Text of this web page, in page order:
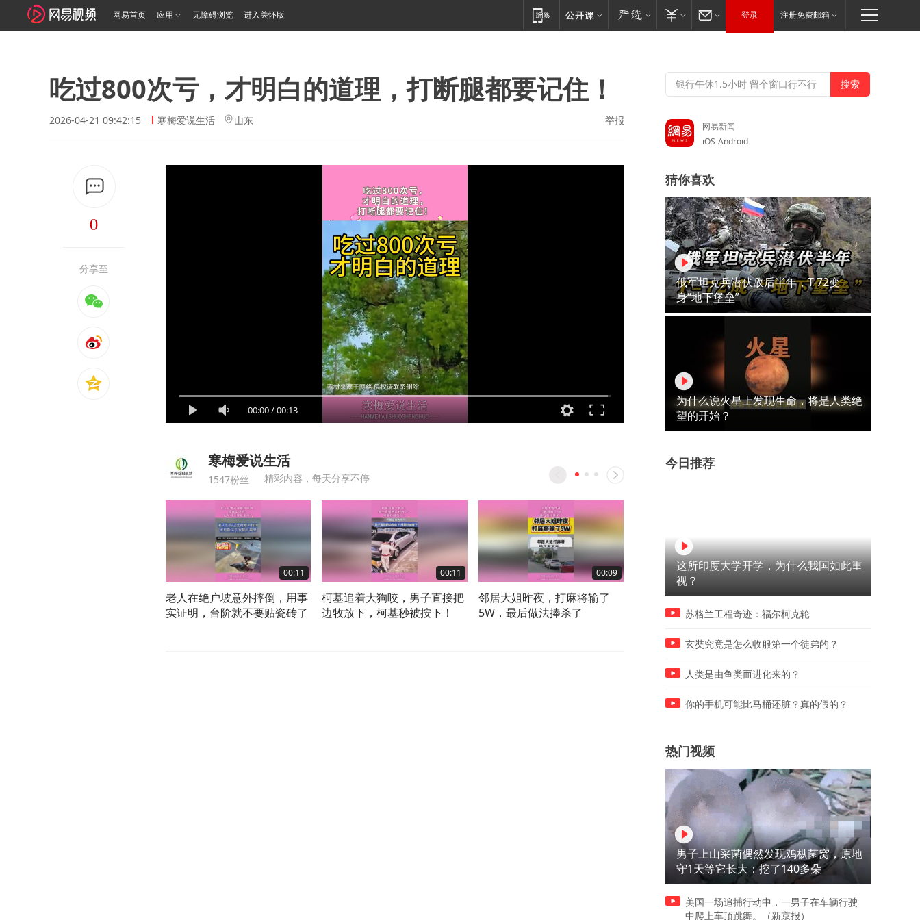
网易首页 应用 无障碍浏览 进入关怀版 登录 注册免费邮箱
吃过800次亏，才明白的道理，打断腿都要记住！
2026-04-21 09:42:15 寒梅爱说生活 山东 举报
0
分享至
00:00/00:13
寒梅爱说生活
1547粉丝 精彩内容，每天分享不停
00:11
老人在绝户坡意外摔倒，用事
实证明，台阶就不要贴瓷砖了
00:11
柯基追着大狗咬，男子直接把
边牧放下，柯基秒被按下！
00:09
邻居大姐昨夜，打麻将输了
5W，最后做法捧杀了
00:10
夫妻出门遇歹徒，美女急中生
智一招化解，拯救了一个家庭
夫妻间不能做的傻事，一个
一个过分，打死都要牢记
网易新闻
iOS Android
猜你喜欢
俄军坦克兵潜伏敌后半年，T-72变
身“地下堡垒”
为什么说火星上发现生命，将是人类绝
望的开始？
今日推荐
这所印度大学开学，为什么我国如此重
视？
苏格兰工程奇迹：福尔柯克轮
玄奘究竟是怎么收服第一个徒弟的？
人类是由鱼类而进化来的？
你的手机可能比马桶还脏？真的假的？
热门视频
男子上山采菌偶然发现鸡枞菌窝，原地
守1天等它长大：挖了140多朵
美国一场追捕行动中，一男子在车辆行驶
中爬上车顶跳舞。（新京报）